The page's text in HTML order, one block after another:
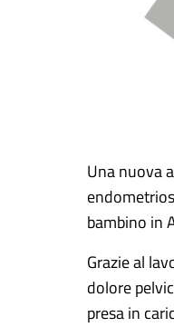
Una nuova
bambino in
Grazie al
dolore
presa in